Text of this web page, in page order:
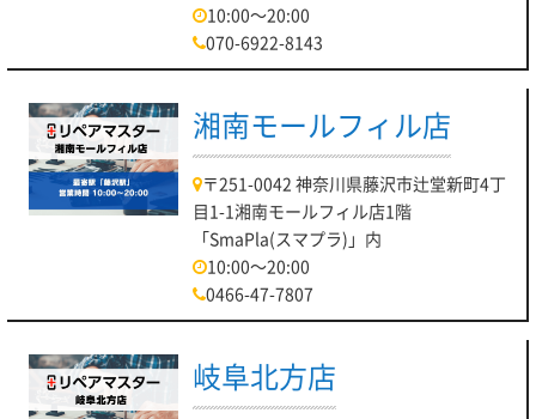
10:00～20:00
070-6922-8143
湘南モールフィル店
〒251-0042 神奈川県藤沢市辻堂新町4丁
目1-1湘南モールフィル店1階
「SmaPla(スマプラ)」内
10:00～20:00
0466-47-7807
岐阜北方店